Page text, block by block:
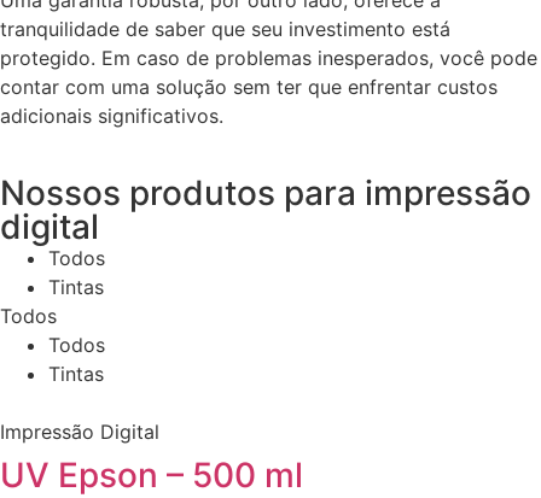
tranquilidade de saber que seu investimento está
protegido. Em caso de problemas inesperados, você pode
contar com uma solução sem ter que enfrentar custos
adicionais significativos.
Nossos produtos para impressão
digital
Todos
Tintas
Todos
Todos
Tintas
Impressão Digital
UV Epson – 500 ml